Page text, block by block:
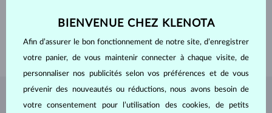
BIJOUX DEL'ATELIER KLENOTA
BIENVENUE CHEZ KLENOTA
Afin d’assurer le bon fonctionnement de notre site, d’enregistrer
votre panier, de vous maintenir connecter à chaque visite, de
personnaliser nos publicités selon vos préférences et de vous
prévenir des nouveautés ou réductions, nous avons besoin de
votre consentement pour l’utilisation des cookies, de petits